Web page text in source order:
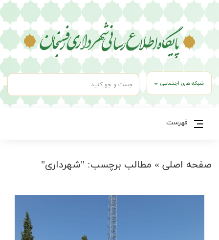
شبکه های اجتماعی
فهرست
صفحه اصلی » مطالب برچسب: "شهرداری"